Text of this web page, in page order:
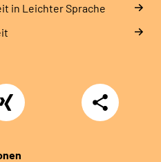
in Leichter Sprache
Xing
Teilen